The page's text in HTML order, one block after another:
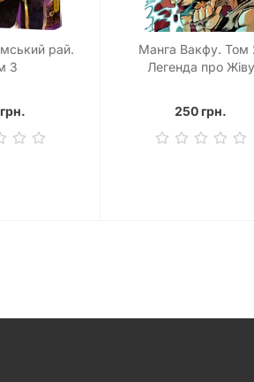
рай.
3
Манга Вакфу. Том
Легенда про Жіву
250 грн.